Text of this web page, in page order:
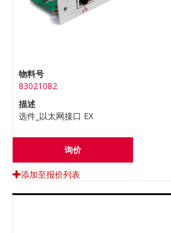
物料号
83021082
描述
选件_以太网接口 EX
询价
添加至报价列表